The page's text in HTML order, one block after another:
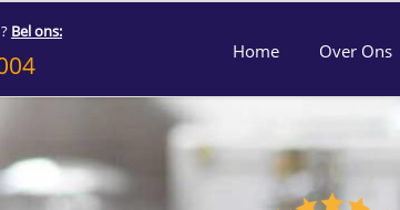
Bel ons:
Home Over Ons